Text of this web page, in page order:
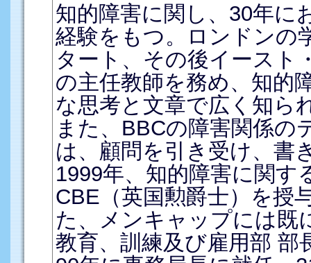
知的障害に関し、30年に
経験をもつ。ロンドンの
タート、その後イースト
の主任教師を務め、知的
な思考と文章で広く知ら
また、BBCの障害関係の
は、顧問を引き受け、書
1999年、知的障害に関す
CBE（英国勲爵士）を授
た、メンキャップには既
教育、訓練及び雇用部 部